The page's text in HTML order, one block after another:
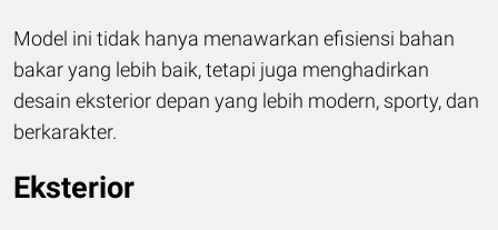
Model ini tidak hanya menawarkan efisiensi bahan
bakar yang lebih baik, tetapi juga menghadirkan
desain eksterior depan yang lebih modern, sporty, dan
berkarakter.
Eksterior